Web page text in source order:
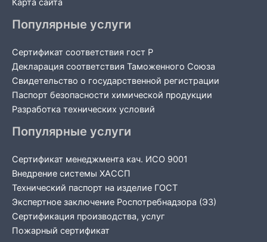
Карта сайта
Популярные услуги
Сертификат соответствия гост Р
Декларация соответствия Таможенного Союза
Свидетельство о государственной регистрации
Паспорт безопасности химической продукции
Разработка технических условий
Популярные услуги
Сертификат менеджмента кач. ИСО 9001
Внедрение системы ХАССП
Технический паспорт на изделие ГОСТ
Экспертное заключение Роспотребнадзора (ЭЗ)
Сертификация производства, услуг
Пожарный сертификат